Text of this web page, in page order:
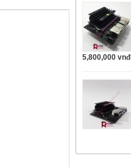
5,800,000 vnđ